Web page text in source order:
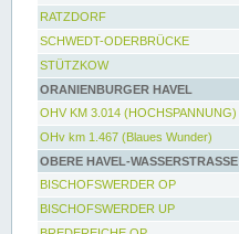
RATZDORF
SCHWEDT-ODERBRÜCKE
STÜTZKOW
ORANIENBURGER HAVEL
OHV KM 3.014 (HOCHSPANNUNG)
OHv km 1.467 (Blaues Wunder)
OBERE HAVEL-WASSERSTRASSE
BISCHOFSWERDER OP
BISCHOFSWERDER UP